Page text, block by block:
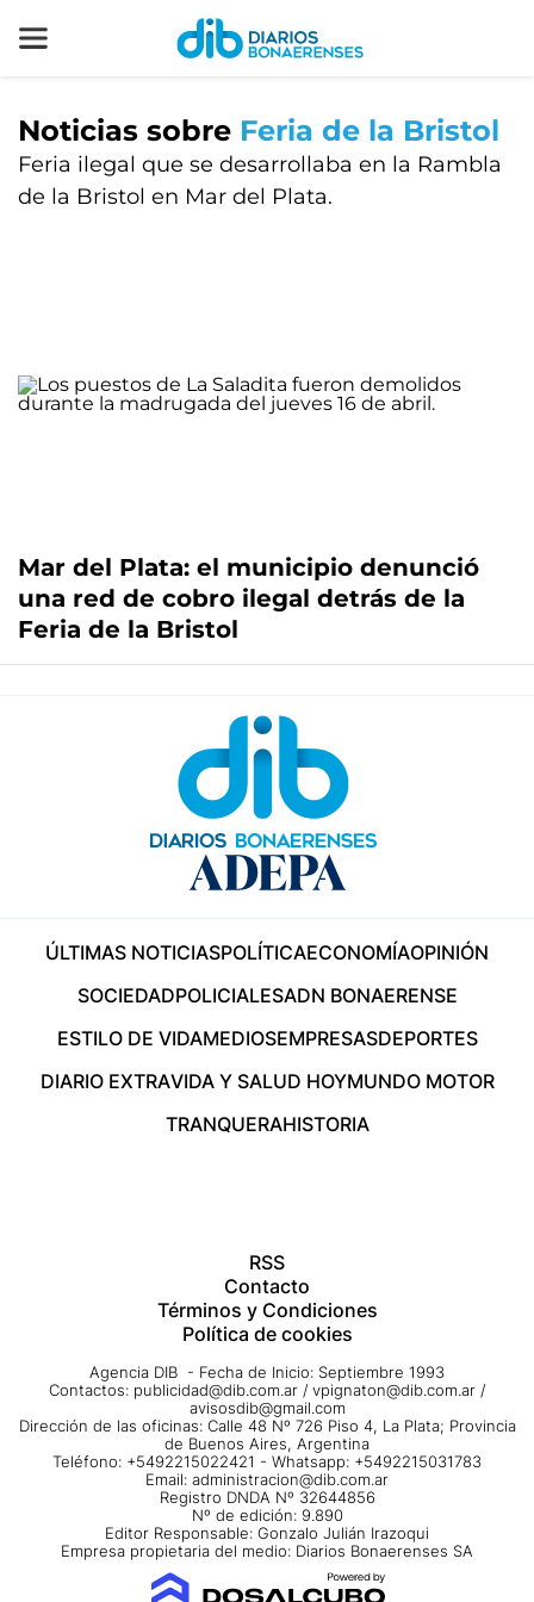
Noticias sobre Feria de la Bristol
Feria ilegal que se desarrollaba en la Rambla
de la Bristol en Mar del Plata.
Mar del Plata: el municipio denunció
una red de cobro ilegal detrás de la
Feria de la Bristol
ÚLTIMAS NOTICIASPOLÍTICAECONOMÍAOPINIÓN
SOCIEDADPOLICIALESADN BONAERENSE
ESTILO DE VIDAMEDIOSEMPRESASDEPORTES
DIARIO EXTRAVIDA Y SALUD HOYMUNDO MOTOR
TRANQUERAHISTORIA
RSS
Contacto
Términos y Condiciones
Política de cookies
Agencia DIB - Fecha de Inicio: Septiembre 1993
Contactos: publicidad@dib.com.ar / vpignaton@dib.com.ar /
avisosdib@gmail.com
Dirección de las oficinas: Calle 48 Nº 726 Piso 4, La Plata; Provincia
de Buenos Aires, Argentina
Teléfono: +5492215022421 - Whatsapp: +5492215031783
Email: administracion@dib.com.ar
Registro DNDA Nº 32644856
Nº de edición: 9.890
Editor Responsable: Gonzalo Julián Irazoqui
Empresa propietaria del medio: Diarios Bonaerenses SA